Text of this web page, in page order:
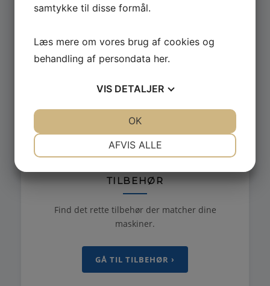
TILBEHØR
Find det rette tilbehør der matcher dine
maskiner.
GÅ TIL TILBEHØR ›
samtykke til disse formål.
Læs mere om vores brug af cookies og
behandling af persondata her.
VIS DETALJER
NØDVENDIGE PRÆFERENCER
MARKETING
AFVIS ALLE
OK